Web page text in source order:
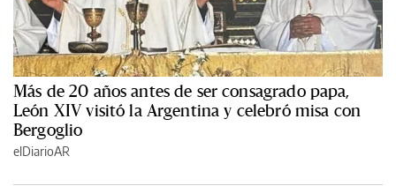
Más de 20 años antes de ser consagrado papa,
León XIV visitó la Argentina y celebró misa con
Bergoglio
elDiarioAR